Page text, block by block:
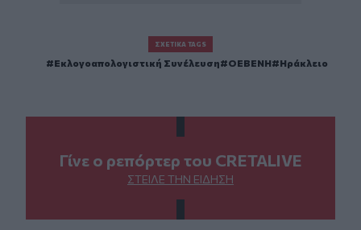
ΣΧΕΤΙΚΆ TAGS
Εκλογοαπολογιστική Συνέλευση ΟΕΒΕΝΗ Ηράκλειο
Γίνε ο ρεπόρτερ του CRETALIVE
ΣΤΕΊΛΕ ΤΗΝ ΕΊΔΗΣΗ